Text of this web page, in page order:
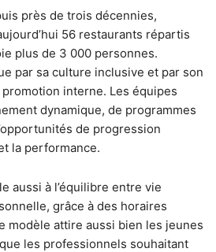
près de trois décennies,
56 restaurants répartis
plus de 3 000 personnes.
par sa culture inclusive et par son
interne. Les équipes
dynamique, de programmes
de progression
la performance.
aussi à l’équilibre entre vie
grâce à des horaires
modèle attire aussi bien les jeunes
les professionnels souhaitant